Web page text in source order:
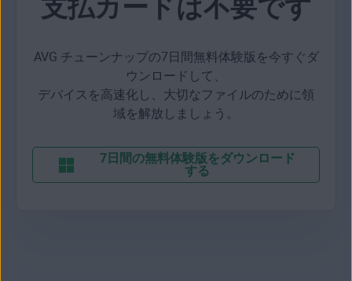
支払カードは不要です
AVG チューンナップの7日間無料体験版を今すぐダ
ウンロードして、
デバイスを高速化し、大切なファイルのために領
域を解放しましょう。
7日間の無料体験版をダウンロード
する